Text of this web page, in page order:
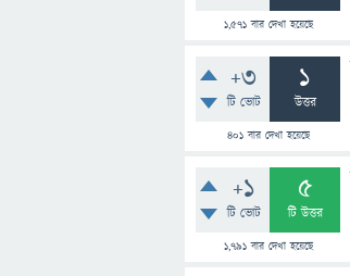
1,571বার দেখা হয়েছে
+3
টি ভোট
1
উত্তর
401বার দেখা হয়েছে
+1
টি ভোট
5
টি উত্তর
1,791বার দেখা হয়েছে